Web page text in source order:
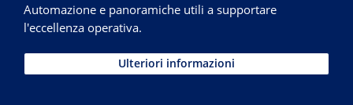
Automazione e panoramiche utili a supportare
l'eccellenza operativa.
Ulteriori informazioni